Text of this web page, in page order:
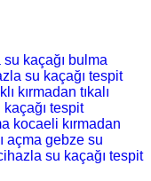
su kaçağı bulma
su kaçağı tespit
kırmadan tıkalı
tespit
kocaeli kırmadan
açma gebze su
su kaçağı tespit